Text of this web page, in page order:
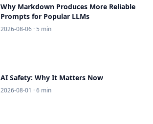
Why Markdown Produces More Reliable
Prompts for Popular LLMs
2026-08-06 · 5 min
AI Safety: Why It Matters Now
2026-08-01 · 6 min